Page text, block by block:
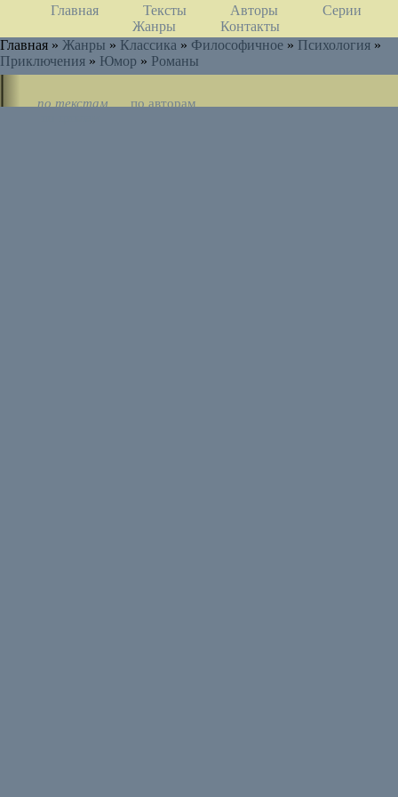
Главная Тексты Авторы
Серии
Жанры
Контакты
Главная » Жанры » Классика » Философичное » Психология »
Приключения » Юмор » Романы
по текстам
по авторам